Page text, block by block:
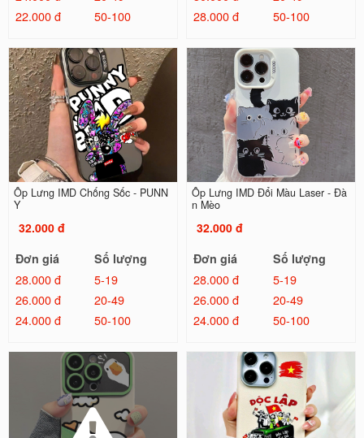
22.000 đ
50-100
28.000 đ
50-100
Ốp Lưng IMD Chống Sốc - PUNN
Y
32.000 đ
Đơn giá
Số lượng
28.000 đ
5-19
26.000 đ
20-49
24.000 đ
50-100
Ốp Lưng IMD Đổi Màu Laser - Đà
n Mèo
32.000 đ
Đơn giá
Số lượng
28.000 đ
5-19
26.000 đ
20-49
24.000 đ
50-100